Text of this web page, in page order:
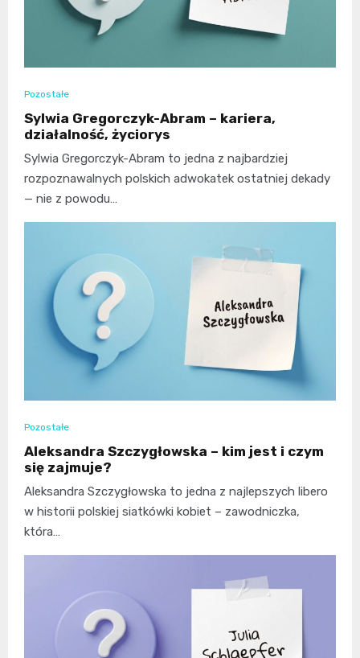
Pozostałe
Sylwia Gregorczyk-Abram – kariera,
działalność, życiorys
Sylwia Gregorczyk-Abram to jedna z najbardziej
rozpoznawalnych polskich adwokatek ostatniej dekady
— nie z powodu…
Pozostałe
Aleksandra Szczygłowska – kim jest i czym
się zajmuje?
Aleksandra Szczygłowska to jedna z najlepszych libero
w historii polskiej siatkówki kobiet – zawodniczka,
która…